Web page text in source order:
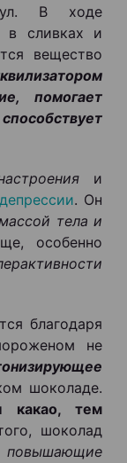
В ходе
в сливках и
вещество
помогает
и
депрессии. Он
тела и
особенно
благодаря
не
шоколаде.
какао, тем
шоколад
повышающие